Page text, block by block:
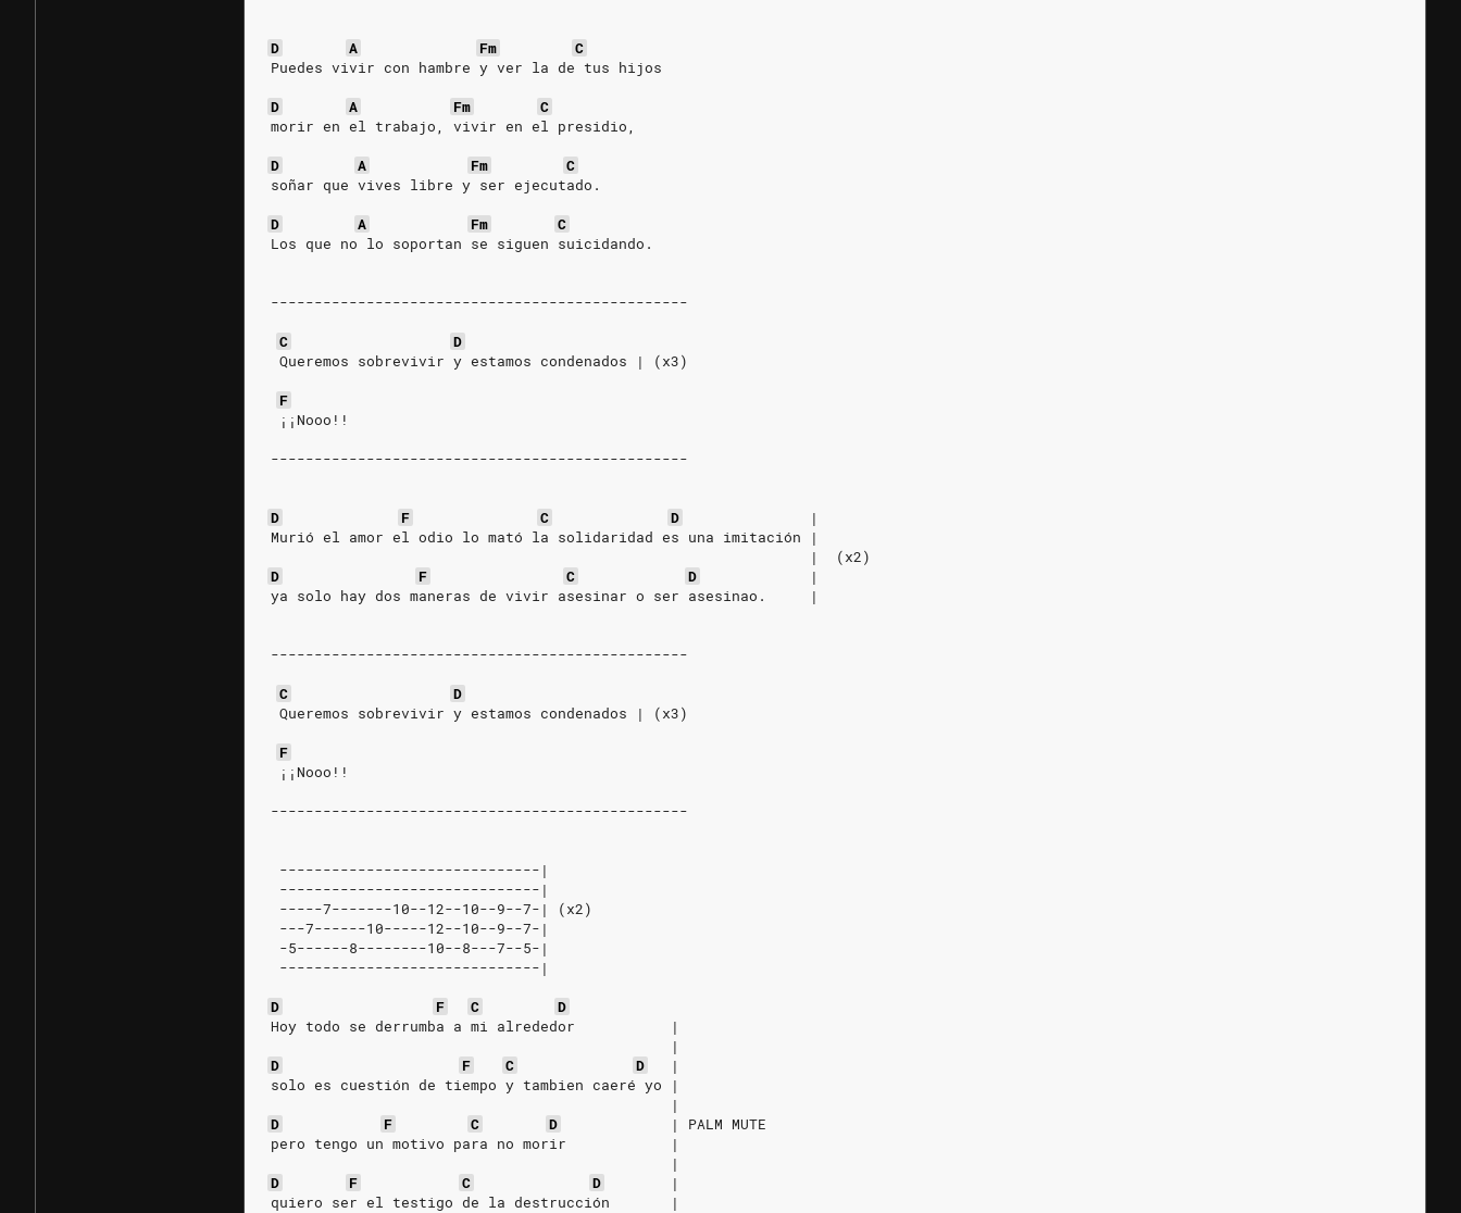
D A Fm
C
Puedes vivir con hambre y ver la de tus hijos
D
A Fm
C
morir en el trabajo, vivir en el presidio,
D
A Fm
C
soñar que vives libre y ser ejecutado.
D
A Fm
C
Los que no lo soportan se siguen suicidando.
------------------------------------------------
C
D
Queremos sobrevivir y estamos condenados | (x3)
F
¡¡Nooo!!
------------------------------------------------
D F C D
|
Murió el amor el odio lo mató la solidaridad es una imitación |
                                                              |  (x2)
D
F C D
|
ya solo hay dos maneras de vivir asesinar o ser asesinao.     |
------------------------------------------------
C
D
Queremos sobrevivir y estamos condenados | (x3)
F
¡¡Nooo!!
------------------------------------------------
------------------------------|
------------------------------|
-----7-------10--12--10--9--7-| (x2)
---7------10-----12--10--9--7-|
-5------8--------10--8---7--5-|
------------------------------|
D
F C
D
Hoy todo se derrumba a mi alrededor           |
                                              |
D
F C D
|
solo es cuestión de tiempo y tambien caeré yo |
                                              |
D
F C D | PALM MUTE
pero tengo un motivo para no morir            |
                                              |
D
F C D
|
quiero ser el testigo de la destrucción       |